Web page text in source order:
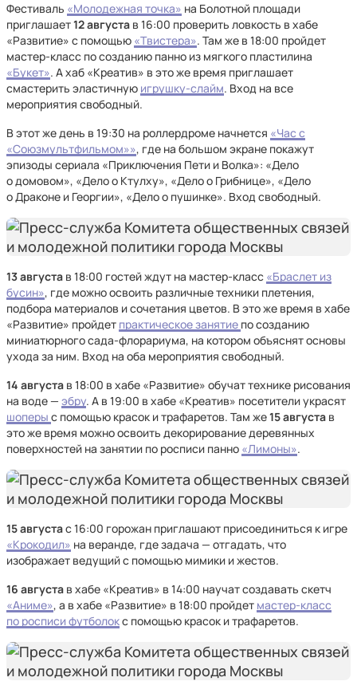
Фестиваль «Молодежная точка» на Болотной площади
приглашает12 августа в 16:00 проверить ловкость в хабе
«Развитие» с помощью «Твистера». Там же в 18:00 пройдет
мастер-класс по созданию панно из мягкого пластилина
«Букет». А хаб «Креатив» в это же время приглашает
смастерить эластичную игрушку-слайм. Вход на все
мероприятия свободный.
В этот же день в 19:30 на роллердроме начнется «Час с
«Союзмультфильмом»», где на большом экране покажут
эпизоды сериала «Приключения Пети и Волка»: «Дело
о домовом», «Дело о Ктулху», «Дело о Грибнице», «Дело
о Драконе и Георгии», «Дело о пушинке». Вход свободный.
13 августа в 18:00 гостей ждут на мастер-класс «Браслет из
бусин», где можно освоить различные техники плетения,
подбора материалов и сочетания цветов. В это же время в хабе
«Развитие» пройдет практическое занятие по созданию
миниатюрного сада-флорариума, на котором объяснят основы
ухода за ним. Вход на оба мероприятия свободный.
14 августа в 18:00 в хабе «Развитие» обучат технике рисования
на воде — эбру. А в 19:00 в хабе «Креатив» посетители украсят
шоперы с помощью красок и трафаретов. Там же15 августа в
это же время можно освоить декорирование деревянных
поверхностей на занятии по росписи панно «Лимоны».
15 августас 16:00 горожан приглашают присоединиться к игре
«Крокодил» на веранде, где задача — отгадать, что
изображает ведущий с помощью мимики и жестов.
16 августа в хабе «Креатив» в 14:00 научат создавать скетч
«Аниме», а в хабе «Развитие» в 18:00 пройдет мастер-класс
по росписи футболокс помощью красок и трафаретов.